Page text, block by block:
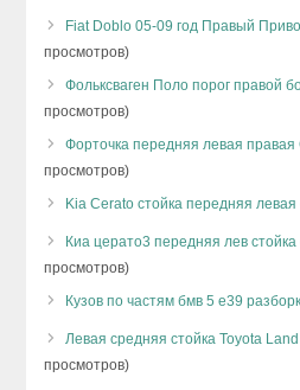
Fiat Doblo 05-09 год Правый
просмотров)
Фольксваген Поло порог правой
просмотров)
Форточка передняя левая
просмотров)
Kia Cerato стойка передняя левая
Киа церато3 передняя лев
просмотров)
Кузов по частям бмв 5 е39
Левая средняя стойка Toyota
просмотров)